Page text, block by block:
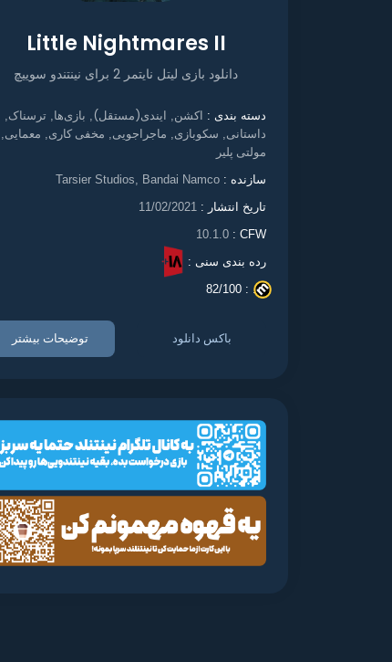
Little Nightmares II
دانلود بازی لیتل نایتمر 2 برای نینتندو سوییچ
دسته بندی : اکشن ایندی(مستقل) بازی‌ها ترسناک
داستانی سکوبازی ماجراجویی مخفی کاری معمایی
مولتی پلیر
سازنده : Tarsier Studios, Bandai Namco
تاریخ انتشار : 11/02/2021
CFW :
10.1.0
رده بندی سنی :
. :
82/100
باکس دانلود توضیحات بیشتر